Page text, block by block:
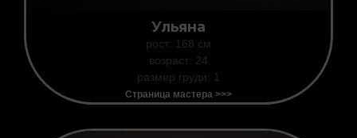
Ульяна
рост: 168 см
возраст: 24
размер груди: 1
Страница мастера >>>